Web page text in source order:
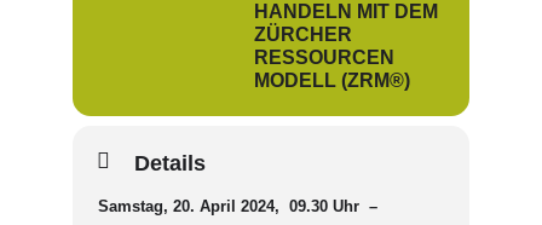
HANDELN MIT DEM
ZÜRCHER
RESSOURCEN
MODELL (ZRM®)
Details
Samstag, 20. April 2024, 09.30 Uhr –